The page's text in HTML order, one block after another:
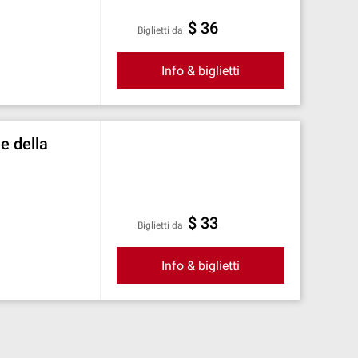
Biglietti da $ 36
Info & biglietti
della
Biglietti da $ 33
Info & biglietti